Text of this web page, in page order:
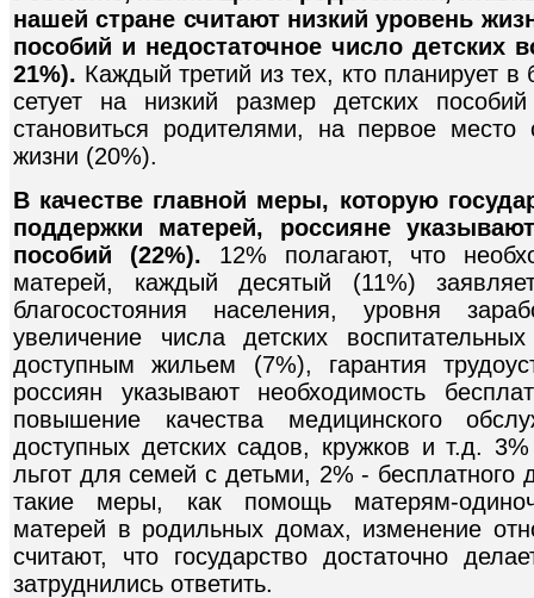
нашей стране считают низкий уровень
пособий и недостаточное число детских
21%). Каждый третий из тех, кто планирует
сетует на низкий размер детских
становиться родителями, на первое место
жизни (20%).
В качестве главной меры, которую
поддержки матерей, россияне
пособий (22%). 12% полагают, что
матерей, каждый десятый (11%)
благосостояния населения, уровня
увеличение числа детских
доступным жильем (7%), гарантия
россиян указывают необходимость
повышение качества медицинского
доступных детских садов, кружков и т.д.
льгот для семей с детьми, 2% - бесплатного
такие меры, как помощь матерям-
матерей в родильных домах, изменение
считают, что государство достаточно
затруднились ответить.